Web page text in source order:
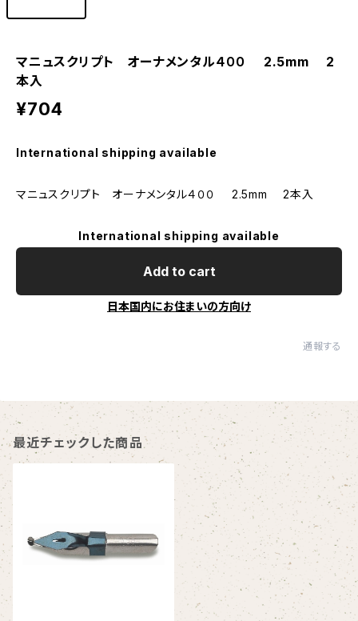
マニュスクリプト オーナメンタル４００ 2.5mm 2
本入
¥704
International shipping available
マニュスクリプト オーナメンタル４００ 2.5mm 2本入
International shipping available
Add to cart
日本国内にお住まいの方向け
通報する
最近チェックした商品